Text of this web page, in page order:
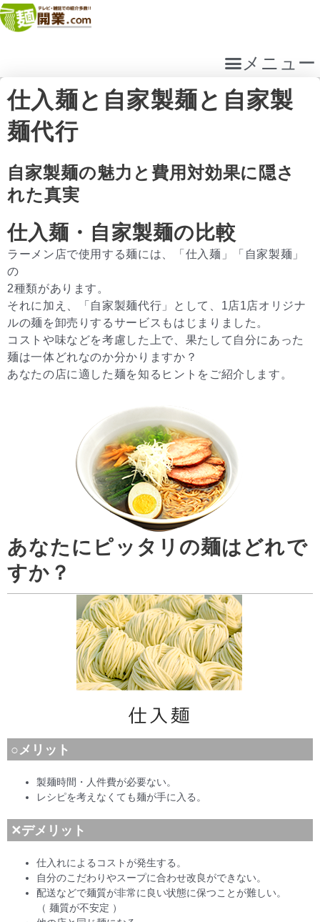
内
容
ッ
プ
メニュー
仕入麺と自家製麺と自家製
麺代行
自家製麺の魅力と費用対効果に隠さ
れた真実
仕入麺・自家製麺の比較
ラーメン店で使用する麺には、「仕入麺」「自家製麺」
の
2種類があります。
それに加え、「自家製麺代行」として、1店1店オリジナ
ルの麺を卸売りするサービスもはじまりました。
コストや味などを考慮した上で、果たして自分にあった
麺は一体どれなのか分かりますか？
あなたの店に適した麺を知るヒントをご紹介します。
あなたにピッタリの麺はどれで
すか？
○メリット
製麺時間・人件費が必要ない。
レシピを考えなくても麺が手に入る。
✕デメリット
仕入れによるコストが発生する。
自分のこだわりやスープに合わせ改良ができない。
配送などで麺質が非常に良い状態に保つことが難しい。
（ 麺質が不安定 ）